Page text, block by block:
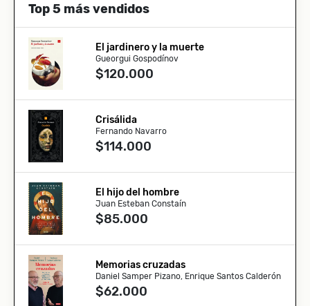
Top 5 más vendidos
El jardinero y la muerte
Gueorgui Gospodínov
$120.000
Crisálida
Fernando Navarro
$114.000
El hijo del hombre
Juan Esteban Constaín
$85.000
Memorias cruzadas
Daniel Samper Pizano, Enrique Santos Calderón
$62.000